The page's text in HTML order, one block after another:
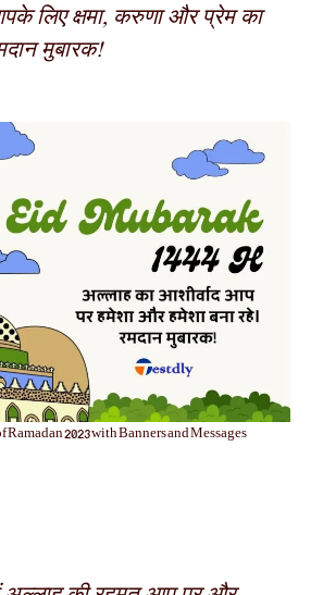
लिए क्षमा, करुणा और प्रेम का
मुबारक!
Ramadan 2023 with Banners and Messages